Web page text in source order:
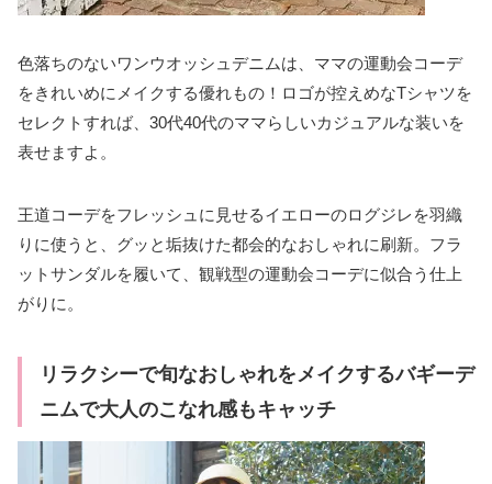
色落ちのないワンウオッシュデニムは、ママの運動会コーデ
をきれいめにメイクする優れもの！ロゴが控えめなTシャツを
セレクトすれば、30代40代のママらしいカジュアルな装いを
表せますよ。
王道コーデをフレッシュに見せるイエローのログジレを羽織
りに使うと、グッと垢抜けた都会的なおしゃれに刷新。フラ
ットサンダルを履いて、観戦型の運動会コーデに似合う仕上
がりに。
リラクシーで旬なおしゃれをメイクするバギーデ
ニムで大人のこなれ感もキャッチ